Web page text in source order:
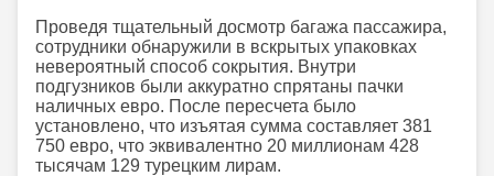
Проведя тщательный досмотр багажа пассажира,
сотрудники обнаружили в вскрытых упаковках
невероятный способ сокрытия. Внутри
подгузников были аккуратно спрятаны пачки
наличных евро. После пересчета было
установлено, что изъятая сумма составляет 381
750 евро, что эквивалентно 20 миллионам 428
тысячам 129 турецким лирам.